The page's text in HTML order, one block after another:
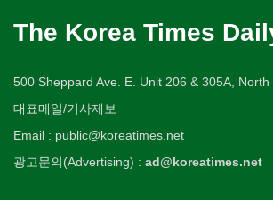
The Korea Times
500 Sheppard Ave. E. Unit 206 & 305A,
대표메일/기사제보
Email : public@koreatimes.net
광고문의(Advertising) : ad@koreatimes.net